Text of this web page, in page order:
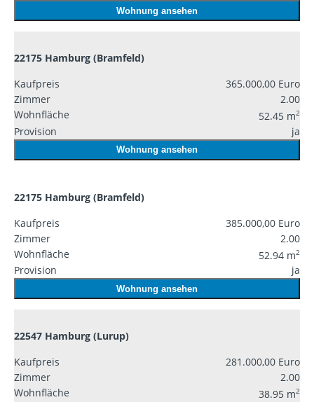
Wohnung ansehen
22175 Hamburg (Bramfeld)
Kaufpreis
365.000,00 Euro
Zimmer
2.00
Wohnfläche
52.45 m2
Provision ja
Wohnung ansehen
22175 Hamburg (Bramfeld)
Kaufpreis
385.000,00 Euro
Zimmer
2.00
Wohnfläche
52.94 m2
Provision ja
Wohnung ansehen
22547 Hamburg (Lurup)
Kaufpreis
281.000,00 Euro
Zimmer
2.00
Wohnfläche
38.95 m2